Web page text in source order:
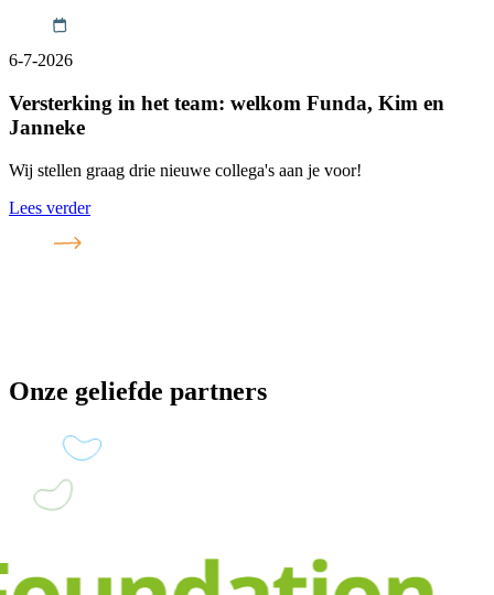
6-7-2026
Versterking in het team: welkom Funda, Kim en
Janneke
Wij stellen graag drie nieuwe collega's aan je voor!
Lees verder
Onze geliefde partners